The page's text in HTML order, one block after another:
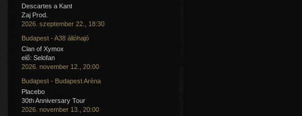
Descartes a Kant
Zaj Prod.
2026. szeptember 22., 18:30
Budapest - A38 állóhajó
Clan of Xymox
elő: Selofan
2026. november 12., 20:00
Budapest - Budapest Aréna
Placebo
30th Anniversary Tour
2026. november 13., 20:00